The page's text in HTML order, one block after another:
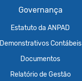
Governança
Estatuto da ANPAD
Demonstrativos Contábeis
Documentos
Relatório de Gestão